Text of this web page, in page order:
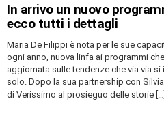
In arrivo un nuovo
ecco tutti i dettagli
Maria De Filippi è nota per le sue
ogni anno, nuova linfa ai programmi
aggiornata sulle tendenze che via via
solo. Dopo la sua partnership con
di Verissimo al prosieguo delle storie […]